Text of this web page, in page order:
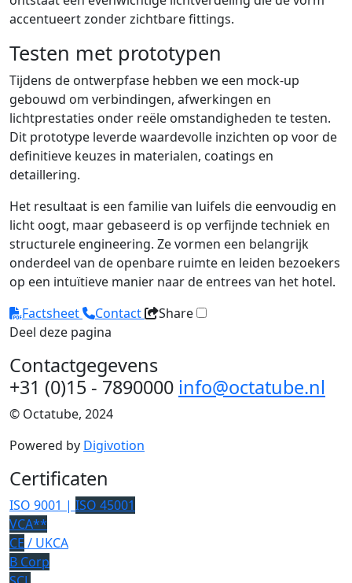
accentueert zonder zichtbare fittings.
Testen met prototypen
Tijdens de ontwerpfase hebben we een mock-up
gebouwd om verbindingen, afwerkingen en
lichtprestaties onder reële omstandigheden te testen.
Dit prototype leverde waardevolle inzichten op voor de
definitieve keuzes in materialen, coatings en
detaillering.
Het resultaat is een familie van luifels die eenvoudig en
licht oogt, maar gebaseerd is op verfijnde techniek en
structurele engineering. Ze vormen een belangrijk
onderdeel van de openbare ruimte en leiden bezoekers
op een intuïtieve manier naar de entrees van het hotel.
Factsheet
Contact
Share
Deel deze pagina
Contactgegevens
+31 (0)15 - 7890000 info@octatube.nl
© Octatube, 2024
Powered by Digivotion
Certificaten
ISO 9001 | ISO 45001
VCA**
CE / UKCA
B Corp